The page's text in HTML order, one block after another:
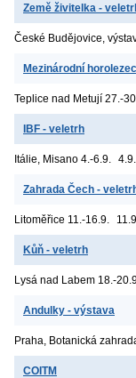
Země živitelka -
České Budějovice,
Mezinárodní
Teplice nad Metují 27.-
IBF - veletrh
Itálie, Misano 4.-6.9. 4.9.
Zahrada Čech -
Litoměřice 11.-16.9. 11.9.
Kůň - veletrh
Lysá nad Labem 18.-
Andulky - výstava
Praha, Botanická
COITM